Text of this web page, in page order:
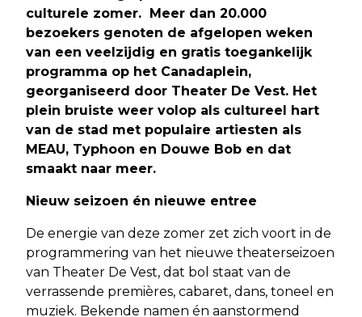
culturele zomer. Meer dan 20.000
bezoekers genoten de afgelopen weken
van een veelzijdig en gratis toegankelijk
programma op het Canadaplein,
georganiseerd door Theater De Vest. Het
plein bruiste weer volop als cultureel hart
van de stad met populaire artiesten als
MEAU, Typhoon en Douwe Bob en dat
smaakt naar meer.
Nieuw seizoen én nieuwe entree
De energie van deze zomer zet zich voort in de
programmering van het nieuwe theaterseizoen
van Theater De Vest, dat bol staat van de
verrassende premières, cabaret, dans, toneel en
muziek. Bekende namen én aanstormend